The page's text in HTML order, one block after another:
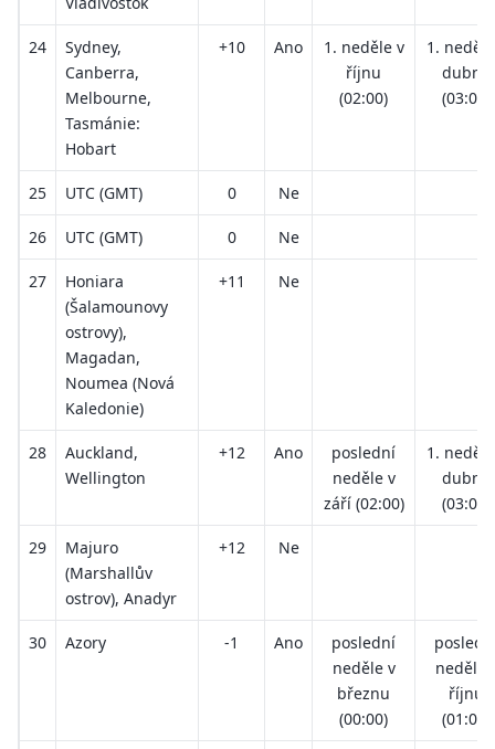
24
Sydney,
Canberra,
Melbourne,
Tasmánie:
Hobart
+10 Ano
1. neděle v
říjnu
(02:00)
1.
dubnu
(03:00)
25 UTC (GMT) 0 Ne
26 UTC (GMT) 0 Ne
27
Honiara
(Šalamounovy
ostrovy),
Magadan,
Noumea (Nová
Kaledonie)
+11 Ne
28
Auckland,
Wellington
+12 Ano
poslední
neděle v
září (02:00)
1.
dubnu
(03:00)
29
Majuro
(Marshallův
ostrov), Anadyr
+12 Ne
30 Azory -1 Ano
poslední
neděle v
březnu
(00:00)
neděle
říjnu
(01:00)